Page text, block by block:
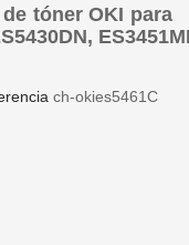
tóner OKI para
ch-okies5461C